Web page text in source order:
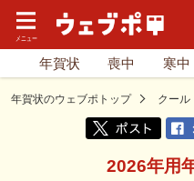
年賀状 喪中 寒中
年賀状のウェブポトップ クール
2026年用